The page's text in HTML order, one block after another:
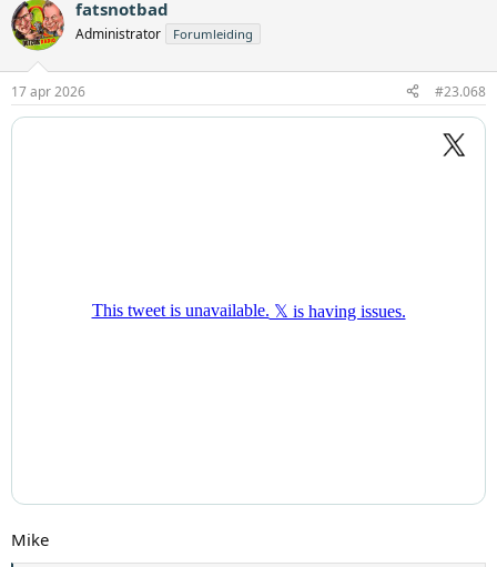
fatsnotbad
Administrator Forumleiding
17 apr 2026 #23.068
Mike